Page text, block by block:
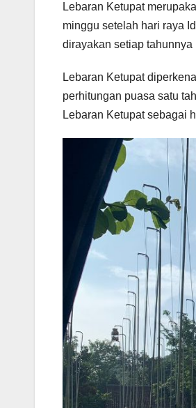
Lebaran Ketupat
minggu setelah hari raya
dirayakan setiap
Lebaran Ketupat
perhitungan puasa satu
Lebaran Ketupat sebagai